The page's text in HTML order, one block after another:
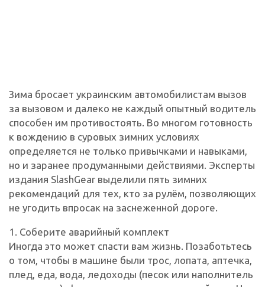
Зима бросает украинским автомобилистам вызов
за вызовом и далеко не каждый опытный водитель
способен им противостоять. Во многом готовность
к вождению в суровых зимних условиях
определяется не только привычками и навыками,
но и заранее продуманными действиями. Эксперты
издания SlashGear выделили пять зимних
рекомендаций для тех, кто за рулём, позволяющих
не угодить впросак на заснеженной дороге.
1. Соберите аварийный комплект
Иногда это может спасти вам жизнь. Позаботьтесь
о том, чтобы в машине были трос, лопата, аптечка,
плед, еда, вода, ледоходы (песок или наполнитель